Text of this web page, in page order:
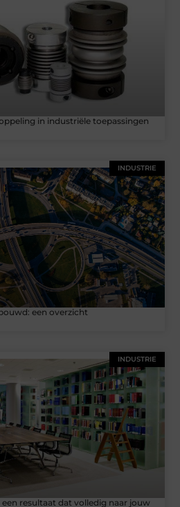
in industriële toepassingen
INDUSTRIE
een overzicht
INDUSTRIE
resultaat dat volledig naar jouw